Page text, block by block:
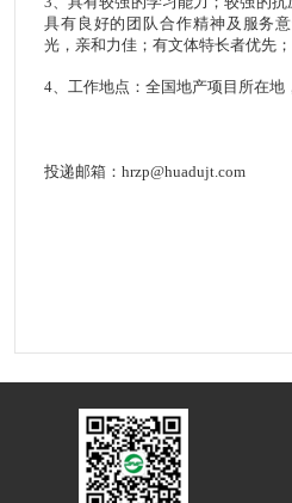
具有良好的团队合作精神及服务
光，亲和力佳；有文体特长者优先；
4、工作地点：全国地产项目所在地
投递邮箱：hrzp@huadujt.com